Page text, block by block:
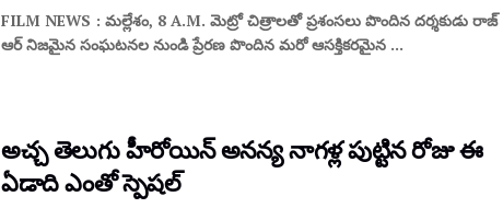
FILM NEWS : మల్లేశం, 8 A.M. మెట్రో చిత్రాలతో ప్రశంసలు పొందిన దర్శకుడు రాజ్
ఆర్ నిజమైన సంఘటనల నుండి ప్రేరణ పొందిన మరో ఆసక్తికరమైన ...
అచ్చ తెలుగు హీరోయిన్ అనన్య నాగళ్ల పుట్టిన రోజు ఈ
ఏడాది ఎంతో స్పెషల్